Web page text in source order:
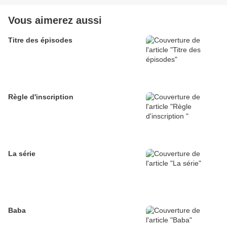
Vous aimerez aussi
Titre des épisodes
Règle d'inscription
La série
Baba